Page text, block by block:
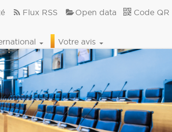
Flux RSS Open data Code QR
Votre avis